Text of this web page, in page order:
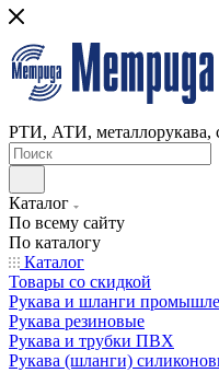
РТИ, АТИ, металлорукава,
Каталог
По всему сайту
По каталогу
Каталог
Товары со скидкой
Рукава и шланги
Рукава резиновые
Рукава и трубки ПВХ
Рукава (шланги)